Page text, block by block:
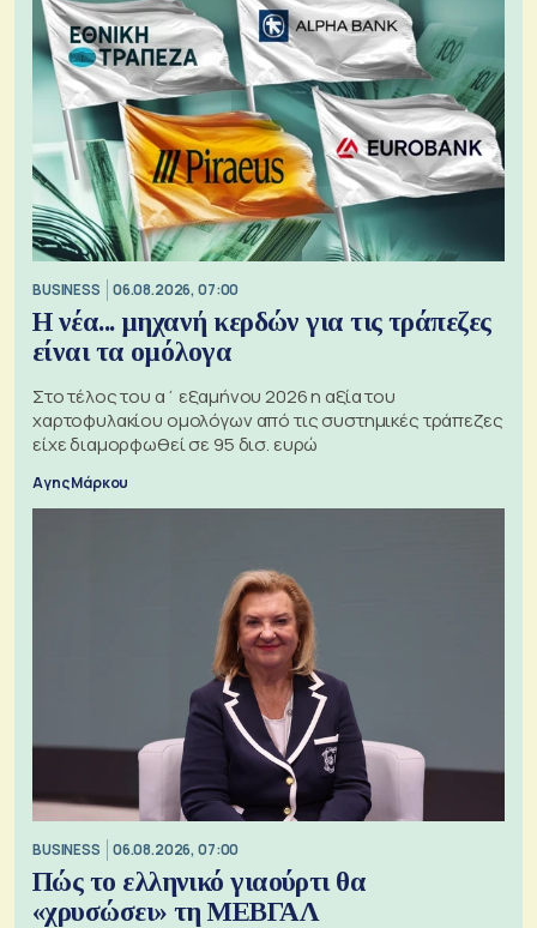
BUSINESS 06.08.2026, 07:00
Η νέα... μηχανή κερδών για τις τράπεζες
είναι τα ομόλογα
Στο τέλος του α΄ εξαμήνου 2026 η αξία του
χαρτοφυλακίου ομολόγων από τις συστημικές τράπεζες
είχε διαμορφωθεί σε 95 δισ. ευρώ
Αγης Μάρκου
BUSINESS 06.08.2026, 07:00
Πώς το ελληνικό γιαούρτι θα
«χρυσώσει» τη ΜΕΒΓΑΛ